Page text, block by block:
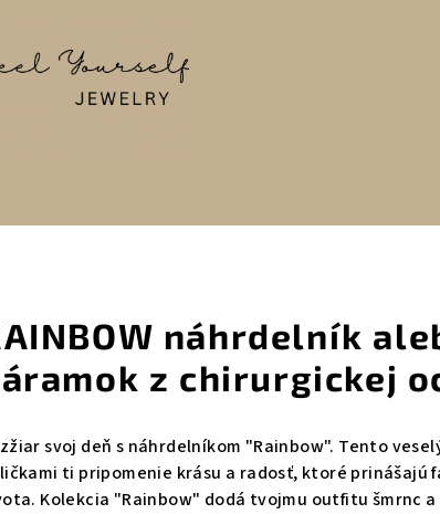
náhrdelník
z chirurgickej
svoj deň s náhrdelníkom "Rainbow". Tento
ti pripomenie krásu a radosť, ktoré prinášajú
Kolekcia "Rainbow" dodá tvojmu outfitu šmrnc